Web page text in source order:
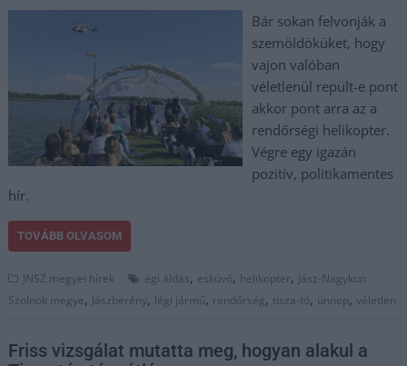
Bár sokan felvonják a
szemöldöküket, hogy
vajon valóban
véletlenül repült-e pont
akkor pont arra az a
rendőrségi helikopter.
Végre egy igazán
pozitív, politikamentes
hír.
TOVÁBB OLVASOM
JNSZ megyei hírek égi áldás, esküvő, helikopter, Jász-Nagykun
Szolnok megye, Jászberény, légi jármű, rendőrség, tisza-tó, ünnep,véletlen
Friss vizsgálat mutatta meg, hogyan alakul a